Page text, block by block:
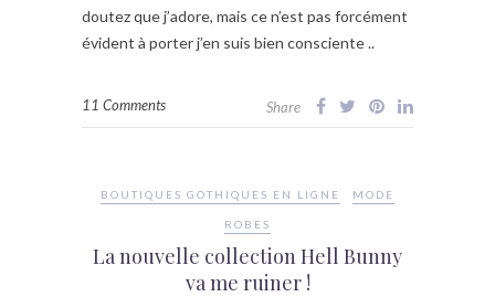
doutez que j’adore, mais ce n’est pas forcément
évident à porter j’en suis bien consciente ..
11 Comments Share
BOUTIQUES GOTHIQUES EN LIGNE MODE
ROBES
La nouvelle collection Hell Bunny
va me ruiner !